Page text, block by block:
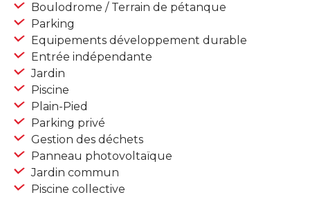
Boulodrome / Terrain de pétanque
Parking
Equipements développement durable
Entrée indépendante
Jardin
Piscine
Plain-Pied
Parking privé
Gestion des déchets
Panneau photovoltaïque
Jardin commun
Piscine collective